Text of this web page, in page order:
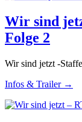
Wir sind
Folge 2
Wir sind jetzt -
Infos & Trailer →